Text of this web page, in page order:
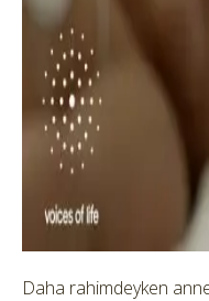
Daha rahimdeyken